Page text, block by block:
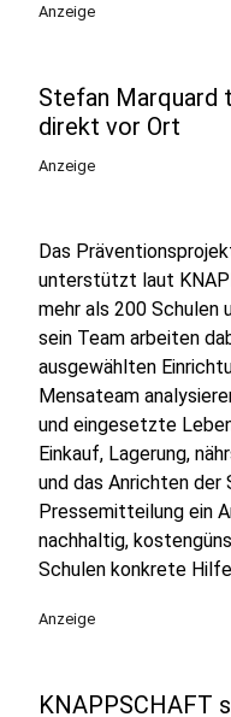
Anzeige
Stefan Marquard
direkt vor Ort
Anzeige
Das
unterstützt laut
mehr als 200 Schulen
sein Team arbeiten
ausgewählten
Mensateam
und eingesetzte
Einkauf, Lagerung,
und das Anrichten der
Pressemitteilung ein
nachhaltig,
Schulen konkrete
Anzeige
KNAPPSCHAFT